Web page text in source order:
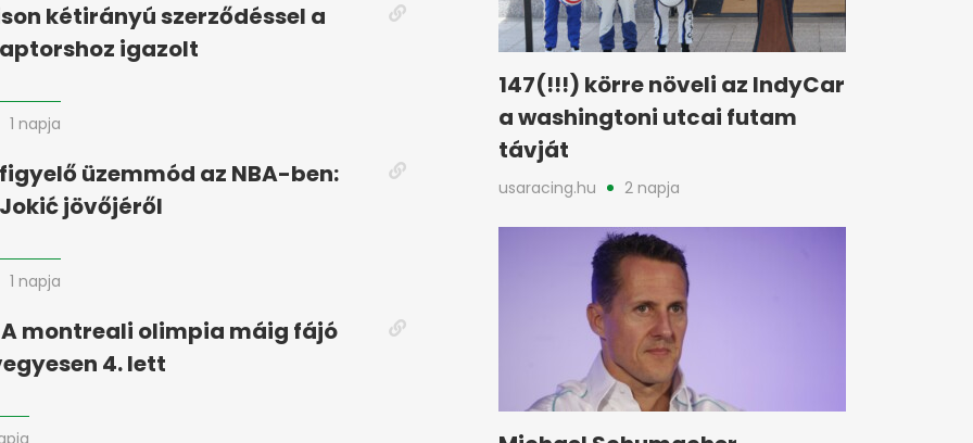
kétirányú szerződéssel a
igazolt
1 napja
üzemmód az NBA-ben:
jövőjéről
1 napja
montreali olimpia máig fájó
4. lett
147(!!!) körre növeli az IndyCar
a washingtoni utcai futam
távját
usaracing.hu 2 napja